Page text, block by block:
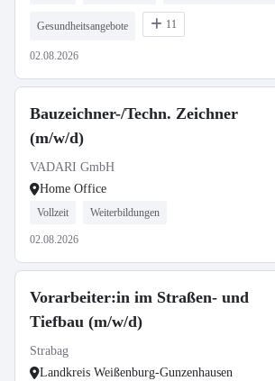
Gesundheitsangebote 11
02.08.2026
Bauzeichner-/Techn. Zeichner
(m/w/d)
VADARI GmbH
Home Office
Vollzeit Weiterbildungen
02.08.2026
Vorarbeiter:in im Straßen- und
Tiefbau (m/w/d)
Strabag
Landkreis Weißenburg-Gunzenhausen